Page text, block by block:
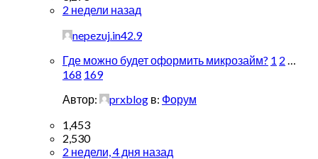
2 недели назад
nepezuj.in42.9
Где можно будет оформить микрозайм? 1 2 …
168 169
Автор:
prxblog в: Форум
1,453
2,530
2 недели, 4 дня назад